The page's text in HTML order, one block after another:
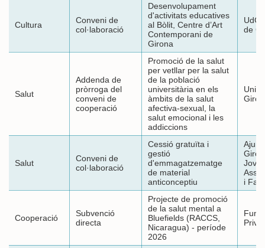
Cultura
Conveni de
col·laboració
Desenvolupament
d'activitats educatives
al Bòlit, Centre d’Art
Contemporani de
Girona
de
Salut
Addenda de
pròrroga del
conveni de
cooperació
Promoció de la salut
per vetllar per la salut
de la població
universitària en els
àmbits de la salut
afectiva-sexual, la
salut emocional i les
addiccions
Salut
Conveni de
col·laboració
Cessió gratuïta i
gestió
d'emmagatzematge
de material
anticonceptiu
Jove
i
Cooperació
Subvenció
directa
Projecte de promoció
de la salut mental a
Bluefields (RACCS,
Nicaragua) - període
2026